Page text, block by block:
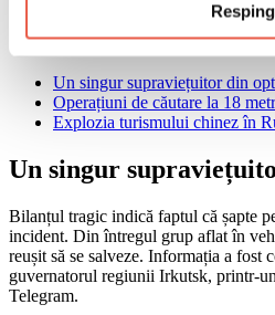
Cuprins
Un singur supraviețuitor din
Operațiuni de căutare la 18
Explozia turismului chinez în
Un singur
Bilanțul tragic indică faptul că șapte
incident. Din întregul grup aflat în
reușit să se salveze. Informația a fost
guvernatorul regiunii Irkutsk, printr-
Telegram.